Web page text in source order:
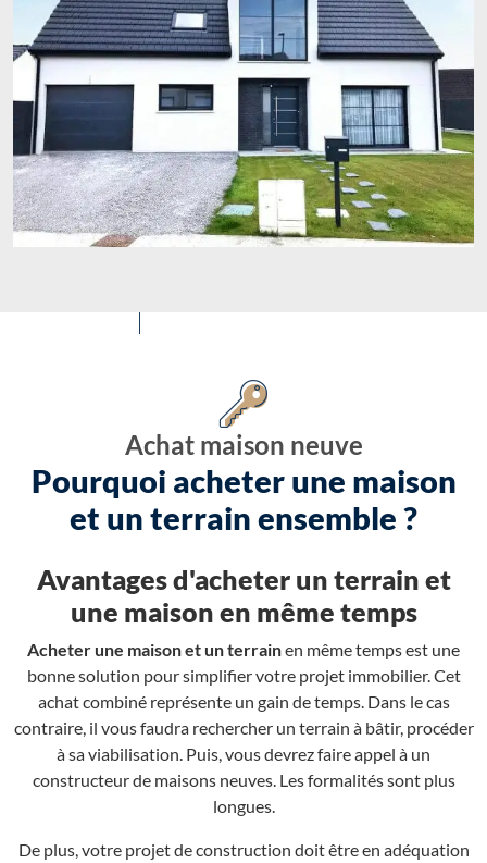
Achat maison neuve
Pourquoi acheter une maison
et un terrain ensemble ?
Avantages d'acheter un terrain et
une maison en même temps
Acheter une maison et un terrainen même temps est une
bonne solution pour simplifier votre projet immobilier. Cet
achat combiné représente un gain de temps. Dans le cas
contraire, il vous faudra rechercher un terrain à bâtir, procéder
à sa viabilisation. Puis, vous devrez faire appel à un
constructeur de maisons neuves. Les formalités sont plus
longues.
De plus, votre projet de construction doit être en adéquation